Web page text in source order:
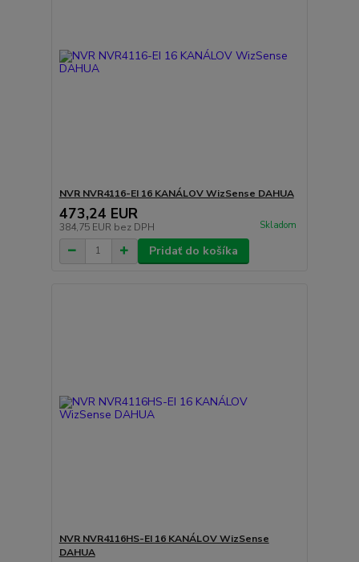
NVR NVR4116-EI 16 KANÁLOV WizSense DAHUA
473,24 EUR
384,75 EUR bez DPH Skladom
Pridať do košíka
NVR NVR4116HS-EI 16 KANÁLOV WizSense
DAHUA